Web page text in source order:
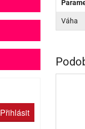
Přihlásit
Váha